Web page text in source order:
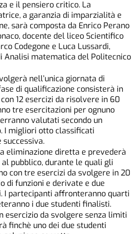
e il pensiero critico. La
a garanzia di imparzialità e
sarà composta da Enrico Perano
docente del liceo Scientifico
Codegone e Luca Lussardi,
Analisi matematica del Politecnico
nell’unica giornata di
di qualificazione consisterà in
12 esercizi da risolvere in 60
tre esercitazioni per ognuno
valutati secondo un
I migliori otto classificati
eliminazione diretta e prevederà
pubblico, durante le quali gli
con tre esercizi da svolgere in 20
di funzioni e derivate e due
I partecipanti affronteranno quarti
i due studenti finalisti.
esercizio da svolgere senza limiti
finchè uno dei due studenti